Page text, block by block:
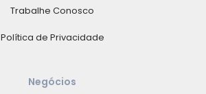
Trabalhe Conosco
Política de Privacidade
Negócios